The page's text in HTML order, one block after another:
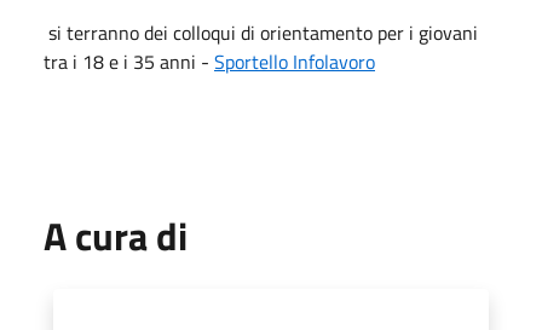
si terranno dei colloqui di orientamento per i giovani
tra i 18 e i 35 anni - Sportello Infolavoro
A cura di